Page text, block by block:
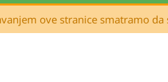
ove stranice smatramo da